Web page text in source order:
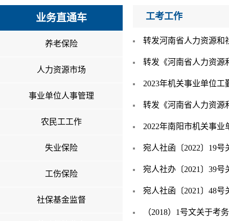
业务直通车
养老保险
人力资源市场
事业单位人事管理
农民工工作
失业保险
工伤保险
社保基金监督
工考工作
转发河南省人力资源和
转发《河南省人力资源
2023年机关事业单位
转发《河南省人力资源
2022年南阳市机关事
宛人社函〔2022〕19
宛人社办〔2021〕39
宛人社函〔2021〕48
（2018）1号文关于考